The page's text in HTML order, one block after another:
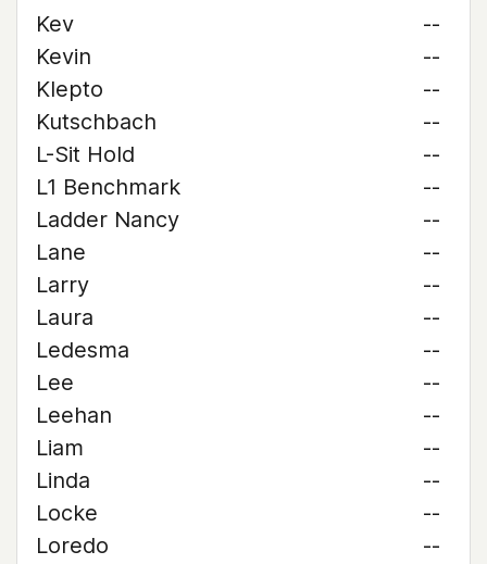
Kev
--
Kevin
--
Klepto
--
Kutschbach
--
L-Sit Hold
--
L1 Benchmark
--
Ladder Nancy
--
Lane
--
Larry
--
Laura
--
Ledesma
--
Lee
--
Leehan
--
Liam
--
Linda
--
Locke
--
Loredo
--